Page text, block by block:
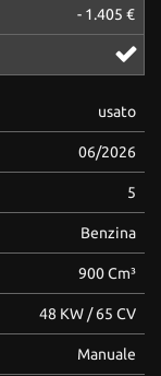
- 1.405 €
usato
06/2026
5
Benzina
900 Cm³
48 KW / 65 CV
Manuale